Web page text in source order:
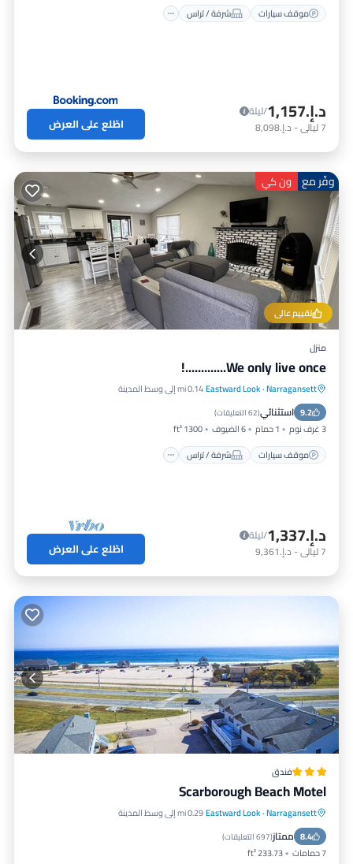
موقف سيارات شرفة / تراس
د.إ.‏1,157
/ليلة
7ليالي- د.إ.‏8,098 اطّلع على العرض
تقييم عالي
وفّر مع ون كي
منزل
We only live once.............!
Narragansett
·
Eastward Look0.14 mi إلى وسط المدينة
9.2 استثنائي(62 التعليقات )
3 غرف نوم 1 حمام 6 الضيوف
1300 ft²
موقف سيارات
شرفة / تراس
موقف سيارات شرفة / تراس
مطبخ
مكيف هواء
د.إ.‏1,337
/ليلة
7ليالي- د.إ.‏9,361 اطّلع على العرض
فندق
Scarborough Beach Motel
Narragansett
·
Eastward Look0.29 mi إلى وسط المدينة
8.4 ممتاز(697 التعليقات )
7 حمامات
233.73 ft²
مواجه للمحيط إفطار
موقف سيارات
التزلج